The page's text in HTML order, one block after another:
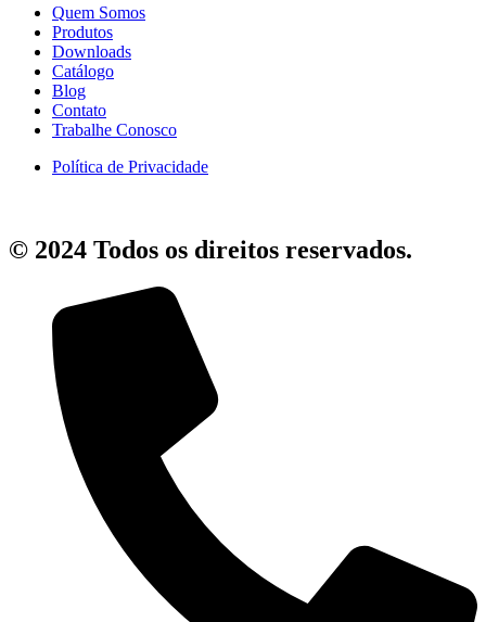
Quem Somos
Produtos
Downloads
Catálogo
Blog
Contato
Trabalhe Conosco
Política de Privacidade
© 2024 Todos os direitos reservados.